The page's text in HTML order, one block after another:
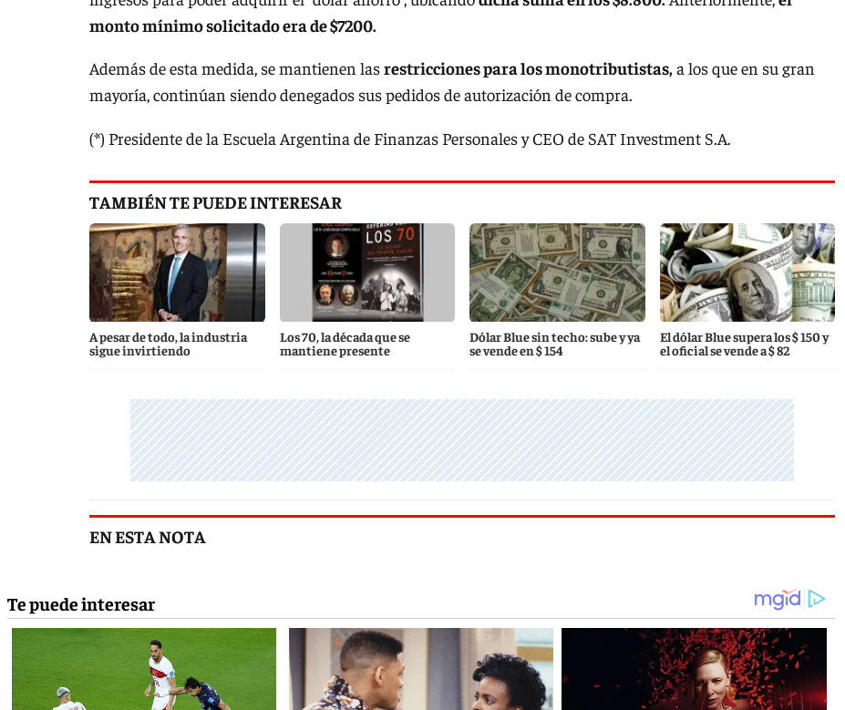
monto mínimo solicitado era de $7200.
Además de esta medida, se mantienen lasrestricciones para los monotributistas,a los que en su gran
mayoría, continúan siendo denegados sus pedidos de autorización de compra.
(*) Presidente de la Escuela Argentina de Finanzas Personales y CEO de SAT Investment S.A.
TAMBIÉN TE PUEDE INTERESAR
A pesar de todo, la industria
sigue invirtiendo
Los 70, la década que se
mantiene presente
Dólar Blue sin techo: sube y ya
se vende en $ 154
El dólar Blue supera los $ 150 y
el oficial se vende a $ 82
EN ESTA NOTA